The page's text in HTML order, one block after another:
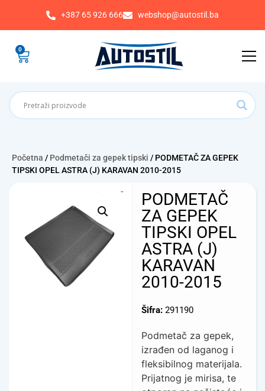
+387 65 926 666 webshop@autostil.ba
0
Početna / Podmetači za gepek tipski / PODMETAČ ZA GEPEK
TIPSKI OPEL ASTRA (J) KARAVAN 2010-2015
PODMETAČ
ZA GEPEK
TIPSKI OPEL
ASTRA (J)
KARAVAN
2010-2015
Šifra:291190
Podmetač za gepek,
izrađen od laganog i
fleksibilnog materijala.
Prijatnog je mirisa, te